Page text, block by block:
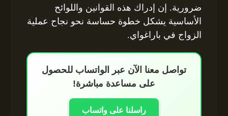
ضرورية. إن إدراك هذه القوانين واللوائح
الأساسية يشكل خطوة حساسة نحو نجاح عملية
الزواج في باراغواي.
تواصل معنا الآن عبر الواتساب للحصول
على مساعدة مباشرة!
راسلنا على واتساب